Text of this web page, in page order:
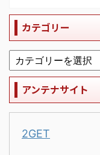
カテゴリー
アンテナサイト
2GET